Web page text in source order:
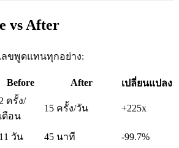
vs After
ลขพูดแทนทุกอย่าง:
Before After เปลี่ยนแปลง
2 ครั้ง/
เดือน
15 ครั้ง/วัน +225x
11 วัน 45 นาที -99.7%